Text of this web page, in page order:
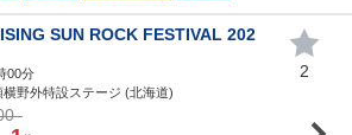
SUN ROCK FESTIVAL 202
00分
野外特設ステージ (北海道)
2